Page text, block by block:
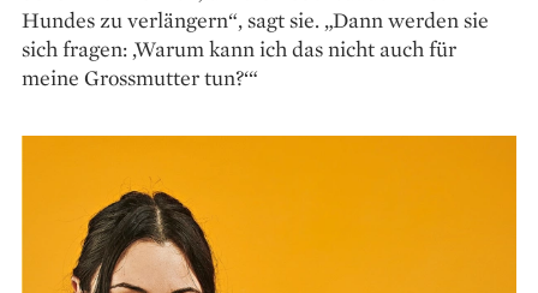
Hundes zu verlängern“, sagt sie. „Dann werden sie
sich fragen: ‚Warum kann ich das nicht auch für
meine Grossmutter tun?‘“